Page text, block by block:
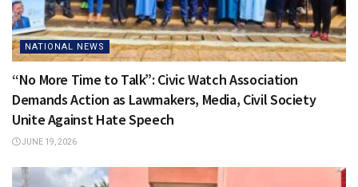
NATIONAL NEWS
“No More Time to Talk”: Civic Watch Association
Demands Action as Lawmakers, Media, Civil Society
Unite Against Hate Speech
JUNE 19, 2026